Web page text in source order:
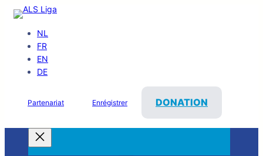
NL
FR
EN
DE
Partenariat Enrégistrer DONATION